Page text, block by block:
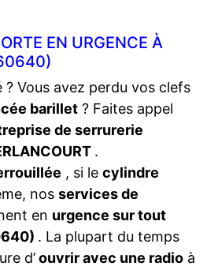
EN URGENCE À
Vous avez perdu vos clefs
barillet ? Faites appel
de serrurerie
.
, si le cylindre
nos services de
en urgence sur tout
. La plupart du temps
d’ouvrir avec une radio à